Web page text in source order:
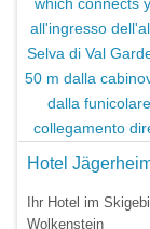
Hotel
Ihr Hotel im
Wolkenstein